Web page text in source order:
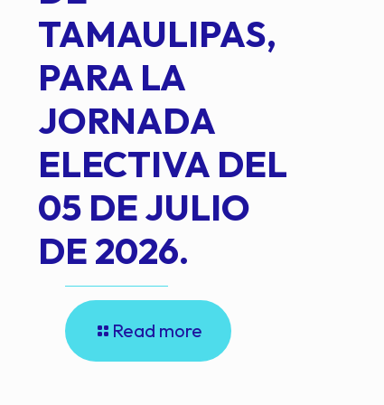
TAMAULIPAS,
PARA LA
JORNADA
ELECTIVA DEL
05 DE JULIO
DE 2026.
Read more